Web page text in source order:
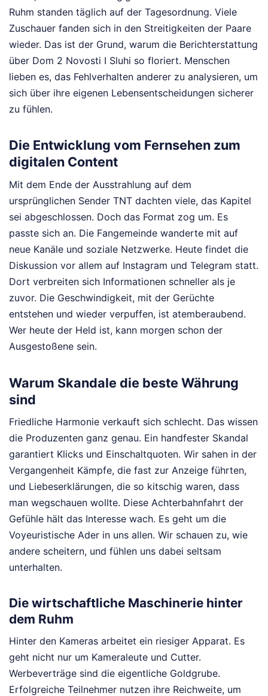
Ruhm standen täglich auf der Tagesordnung. Viele
Zuschauer fanden sich in den Streitigkeiten der Paare
wieder. Das ist der Grund, warum die Berichterstattung
über Dom 2 Novosti I Sluhi so floriert. Menschen
lieben es, das Fehlverhalten anderer zu analysieren, um
sich über ihre eigenen Lebensentscheidungen sicherer
zu fühlen.
Die Entwicklung vom Fernsehen zum
digitalen Content
Mit dem Ende der Ausstrahlung auf dem
ursprünglichen Sender TNT dachten viele, das Kapitel
sei abgeschlossen. Doch das Format zog um. Es
passte sich an. Die Fangemeinde wanderte mit auf
neue Kanäle und soziale Netzwerke. Heute findet die
Diskussion vor allem auf Instagram und Telegram statt.
Dort verbreiten sich Informationen schneller als je
zuvor. Die Geschwindigkeit, mit der Gerüchte
entstehen und wieder verpuffen, ist atemberaubend.
Wer heute der Held ist, kann morgen schon der
Ausgestoßene sein.
Warum Skandale die beste Währung
sind
Friedliche Harmonie verkauft sich schlecht. Das wissen
die Produzenten ganz genau. Ein handfester Skandal
garantiert Klicks und Einschaltquoten. Wir sahen in der
Vergangenheit Kämpfe, die fast zur Anzeige führten,
und Liebeserklärungen, die so kitschig waren, dass
man wegschauen wollte. Diese Achterbahnfahrt der
Gefühle hält das Interesse wach. Es geht um die
Voyeuristische Ader in uns allen. Wir schauen zu, wie
andere scheitern, und fühlen uns dabei seltsam
unterhalten.
Die wirtschaftliche Maschinerie hinter
dem Ruhm
Hinter den Kameras arbeitet ein riesiger Apparat. Es
geht nicht nur um Kameraleute und Cutter.
Werbeverträge sind die eigentliche Goldgrube.
Erfolgreiche Teilnehmer nutzen ihre Reichweite, um